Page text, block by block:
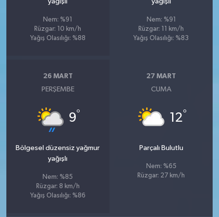
Nem: %91
Rüzgar: 10 km/h
Yağış Olasılığı: %88
Nem: %91
Rüzgar: 11 km/h
Yağış Olasılığı: %83
26 MART
PERŞEMBE
9°
Bölgesel düzensiz yağmur
yağışlı
Nem: %85
Rüzgar: 8 km/h
Yağış Olasılığı: %86
27 MART
CUMA
12°
Parçalı Bulutlu
Nem: %65
Rüzgar: 27 km/h